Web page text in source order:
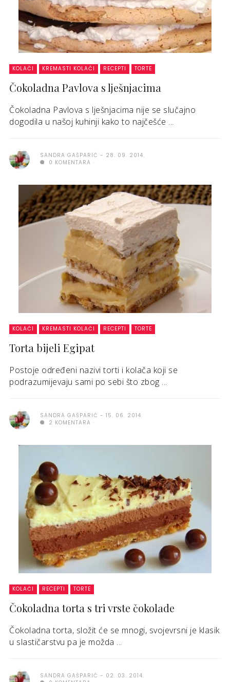
KOLAČI KREMASTI KOLAČI RECEPTI TORTE
Čokoladna Pavlova s lješnjacima
Čokoladna Pavlova s lješnjacima nije se slučajno
dogodila u našoj kuhinji kako to najčešće ...
SANDRA GAŠPARIĆ
28. 09. 2014.
0 KOMENTARA
KOLAČI KREMASTI KOLAČI RECEPTI TORTE
Torta bijeli Egipat
Postoje određeni nazivi torti i kolača koji se
podrazumijevaju sami po sebi što zbog ...
SANDRA GAŠPARIĆ
15. 06. 2014.
2 KOMENTARA
KOLAČI RECEPTI TORTE
Čokoladna torta s tri vrste čokolade
Čokoladna torta, složit će se mnogi, svojevrsni je klasik
u slastičarstvu pa je možda ...
SANDRA GAŠPARIĆ
02. 03. 2014.